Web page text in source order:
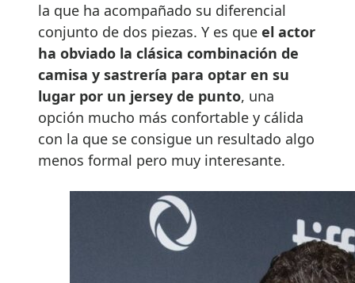
la que ha acompañado su diferencial
conjunto de dos piezas. Y es que el actor
ha obviado la clásica combinación de
camisa y sastrería para optar en su
lugar por un jersey de punto, una
opción mucho más confortable y cálida
con la que se consigue un resultado algo
menos formal pero muy interesante.